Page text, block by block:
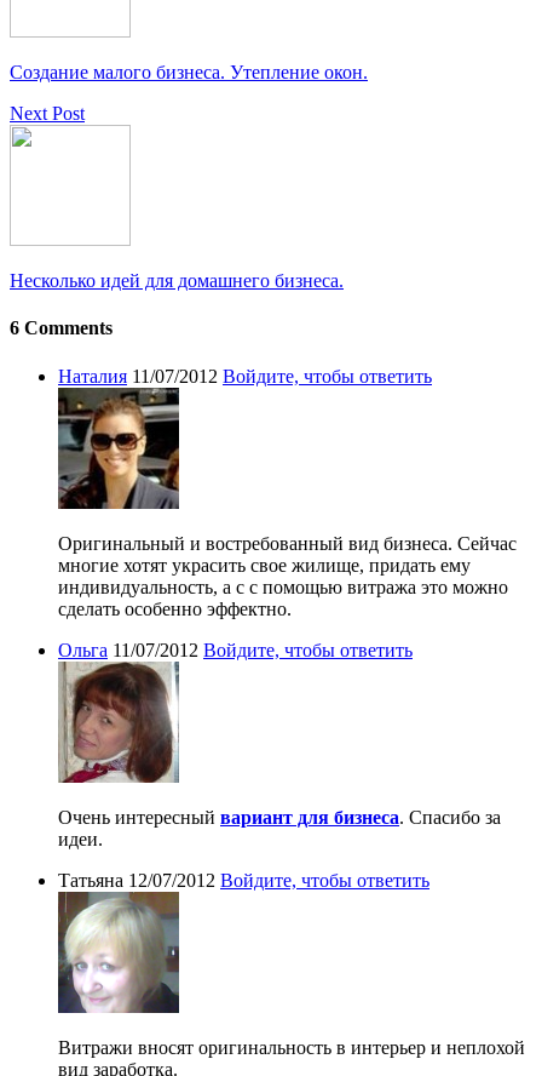
Создание малого бизнеса. Утепление окон.
Next Post
Несколько идей для домашнего бизнеса.
6 Comments
Наталия 11/07/2012 Войдите, чтобы ответить
Оригинальный и востребованный вид бизнеса. Сейчас
многие хотят украсить свое жилище, придать ему
индивидуальность, а с с помощью витража это можно
сделать особенно эффектно.
Ольга 11/07/2012 Войдите, чтобы ответить
Очень интересный вариант для бизнеса. Спасибо за
идеи.
Татьяна 12/07/2012 Войдите, чтобы ответить
Витражи вносят оригинальность в интерьер и неплохой
вид заработка.